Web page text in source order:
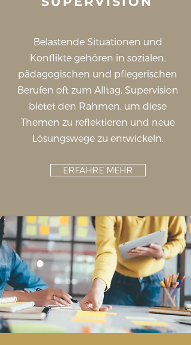
Belastende Situationen und
Konflikte gehören in sozialen,
pädagogischen und pflegerischen
Berufen oft zum Alltag. Supervision
bietet den Rahmen, um diese
Themen zu reflektieren und neue
Lösungswege zu entwickeln.
ERFAHRE MEHR